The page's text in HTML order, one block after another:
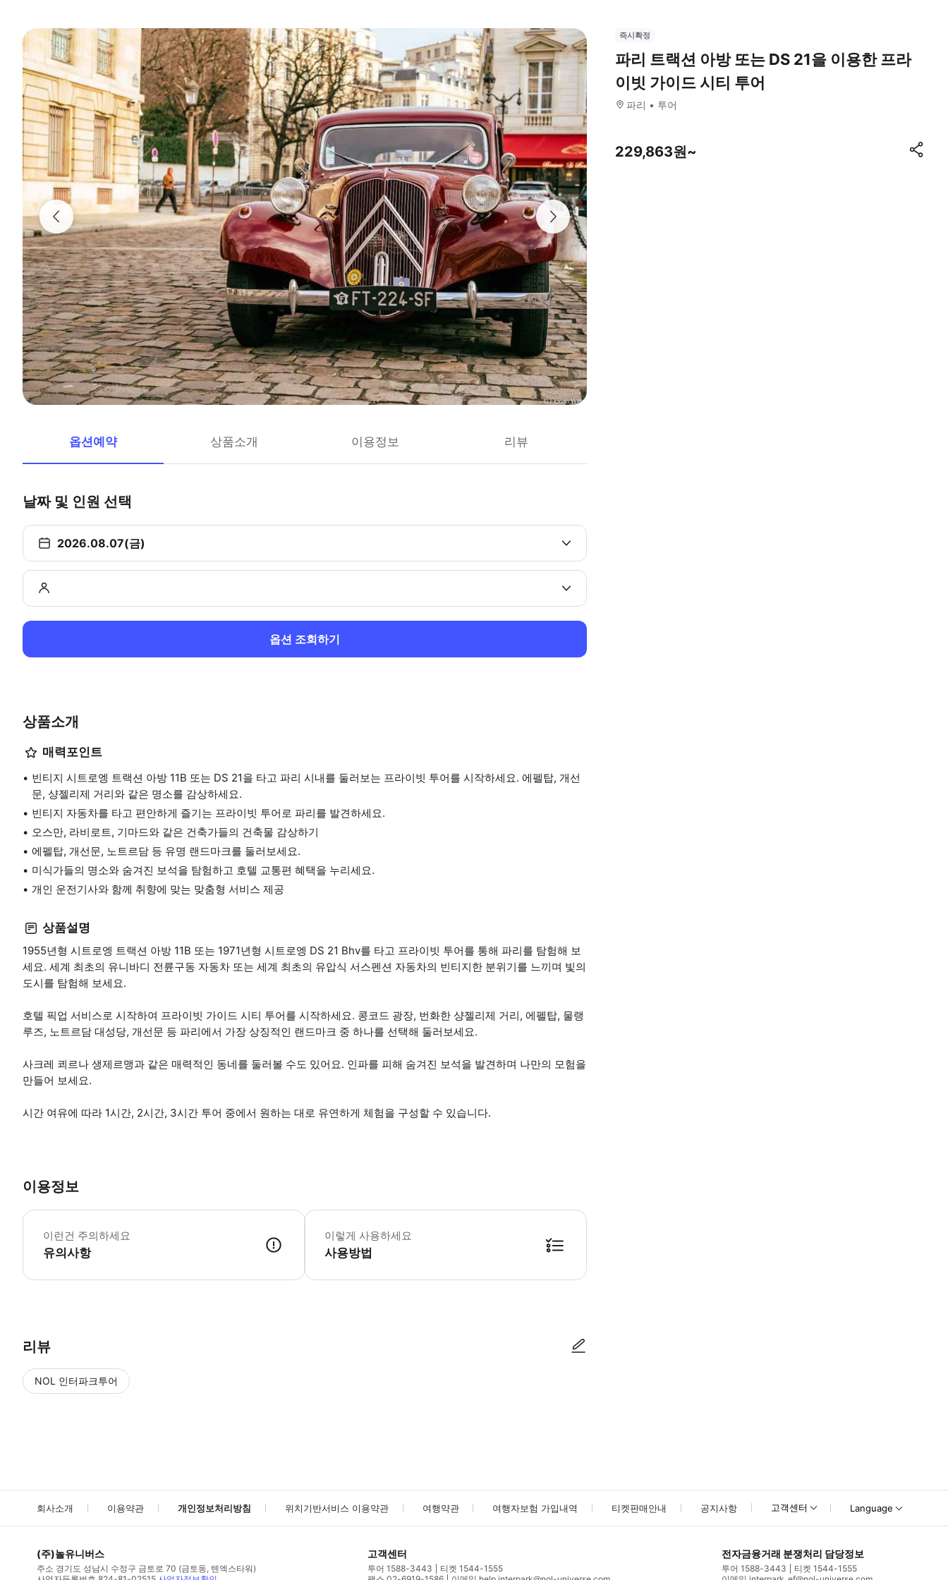
옵션예약 상품소개 이용정보 리뷰
날짜 및 인원 선택
2026.08.07(금)
옵션 조회하기
상품소개
매력포인트
빈티지 시트로엥 트랙션 아방 11B 또는 DS 21을 타고 파리 시내를 둘러보는 프라이빗 투어를 시작하세요. 에펠탑, 개선
문, 샹젤리제 거리와 같은 명소를 감상하세요.
빈티지 자동차를 타고 편안하게 즐기는 프라이빗 투어로 파리를 발견하세요.
오스만, 라비로트, 기마드와 같은 건축가들의 건축물 감상하기
에펠탑, 개선문, 노트르담 등 유명 랜드마크를 둘러보세요.
미식가들의 명소와 숨겨진 보석을 탐험하고 호텔 교통편 혜택을 누리세요.
개인 운전기사와 함께 취향에 맞는 맞춤형 서비스 제공
상품설명
1955년형 시트로엥 트랙션 아방 11B 또는 1971년형 시트로엥 DS 21 Bhv를 타고 프라이빗 투어를 통해 파리를 탐험해 보
세요. 세계 최초의 유니바디 전륜구동 자동차 또는 세계 최초의 유압식 서스펜션 자동차의 빈티지한 분위기를 느끼며 빛의
도시를 탐험해 보세요.
호텔 픽업 서비스로 시작하여 프라이빗 가이드 시티 투어를 시작하세요. 콩코드 광장, 번화한 샹젤리제 거리, 에펠탑, 물랭
루즈, 노트르담 대성당, 개선문 등 파리에서 가장 상징적인 랜드마크 중 하나를 선택해 둘러보세요.
사크레 쾨르나 생제르맹과 같은 매력적인 동네를 둘러볼 수도 있어요. 인파를 피해 숨겨진 보석을 발견하며 나만의 모험을
만들어 보세요.
시간 여유에 따라 1시간, 2시간, 3시간 투어 중에서 원하는 대로 유연하게 체험을 구성할 수 있습니다.
이용정보
이런건 주의하세요
유의사항
* 소요시간 : 60분-180분 (옵션에 따라 소요 시간이 다를 수 있으니, 예약 시 확인 부탁드립니다.)
이렇게 사용하세요
사용방법
리뷰
NOL 인터파크투어
즉시확정
파리 트랙션 아방 또는 DS 21을 이용한 프라
이빗 가이드 시티 투어
파리 투어
229,863원~
회사소개 이용약관 개인정보처리방침 위치기반서비스 이용약관 여행약관 여행자보험 가입내역 티켓판매안내 공지사항 고객센터 Language
(주)놀유니버스
주소 경기도 성남시 수정구 금토로 70 (금토동, 텐엑스타워)
고객센터
투어 1588-3443
티켓 1544-1555
전자금융거래 분쟁처리 담당정보
투어 1588-3443
티켓 1544-1555